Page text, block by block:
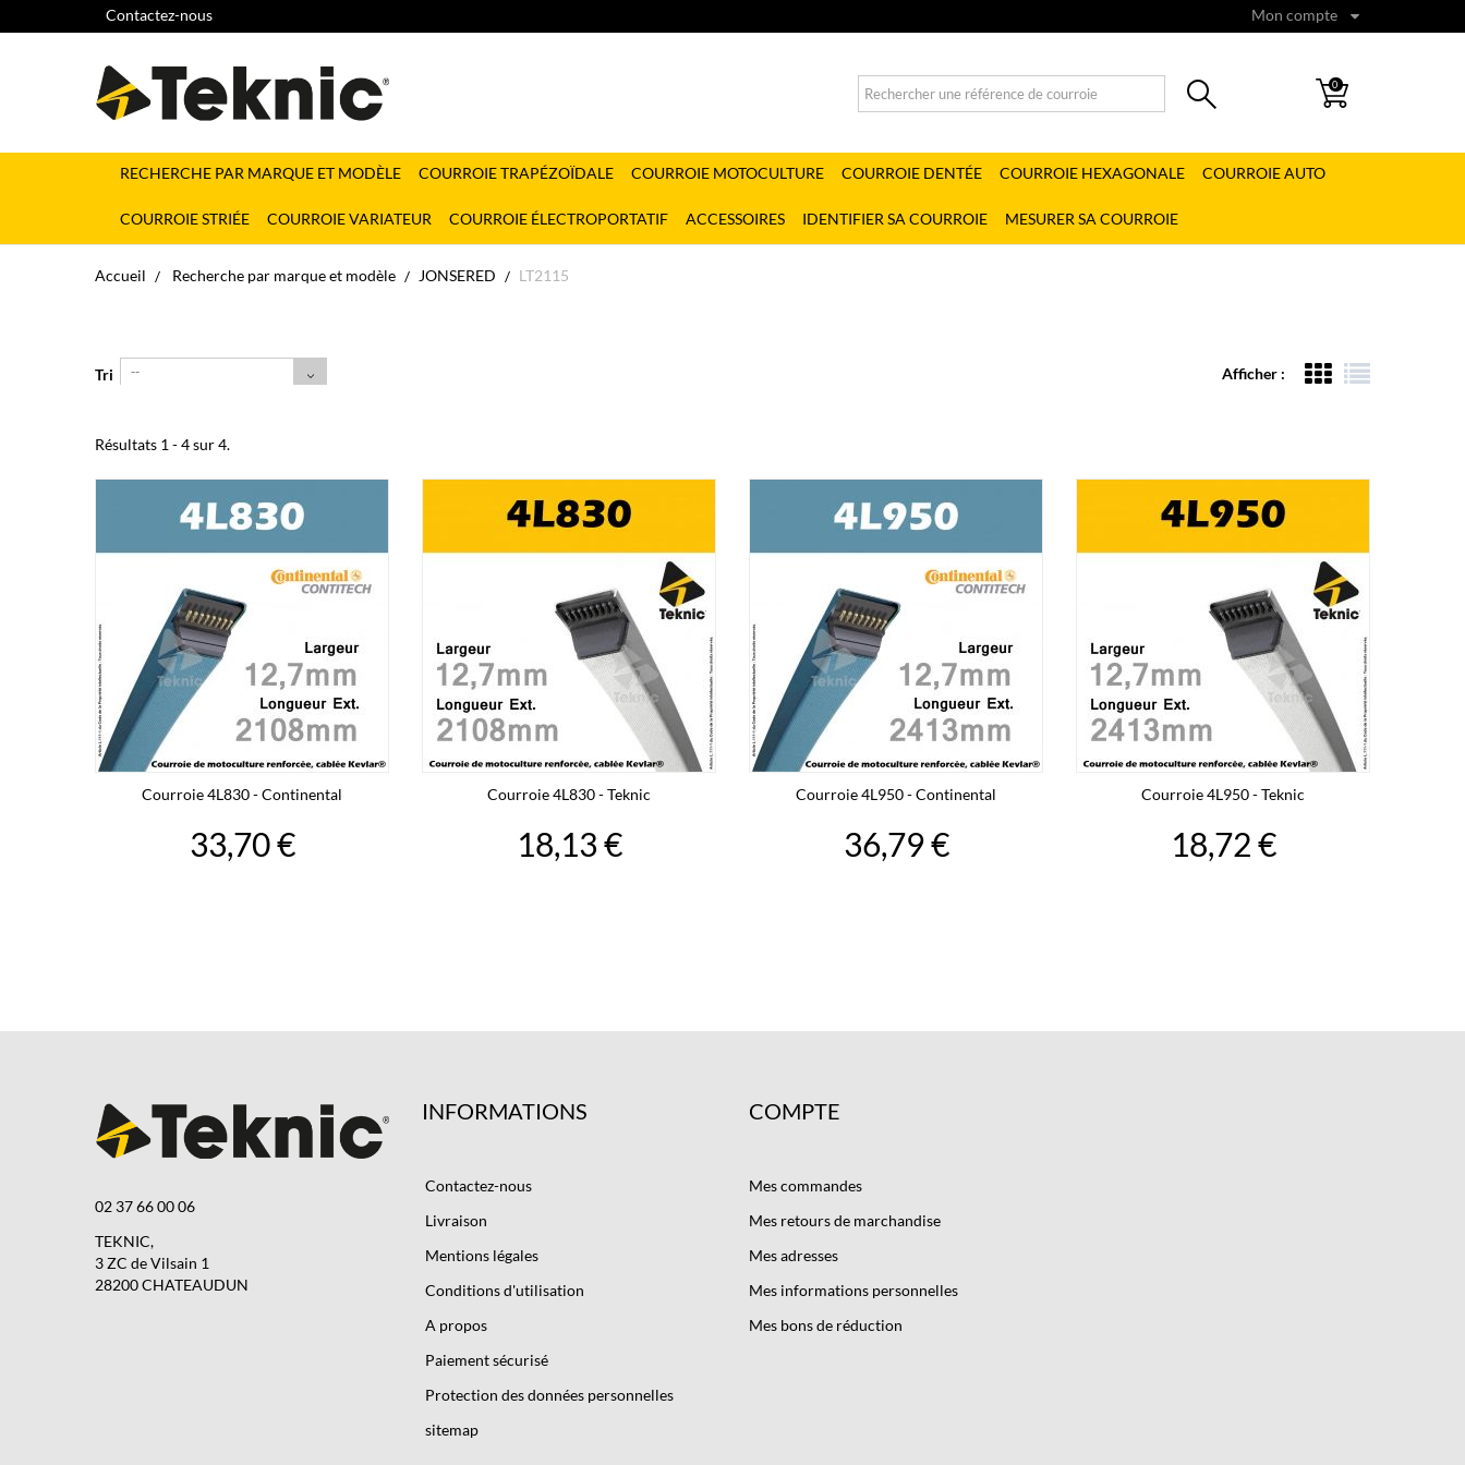
Mon compte
Contactez-nous
0
RECHERCHE PAR MARQUE ET MODÈLE COURROIE TRAPÉZOÏDALE COURROIE MOTOCULTURE COURROIE DENTÉE COURROIE HEXAGONALE COURROIE AUTO
COURROIE STRIÉE COURROIE VARIATEUR COURROIE ÉLECTROPORTATIF ACCESSOIRES IDENTIFIER SA COURROIE MESURER SA COURROIE
Accueil Recherche par marque et modèle JONSERED LT2115
Afficher :
Tri --
Résultats 1 - 4 sur 4.
Courroie 4L830 - Continental
33,70 €
Courroie 4L830 - Teknic
18,13 €
Courroie 4L950 - Continental
36,79 €
Courroie 4L950 - Teknic
18,72 €
02 37 66 00 06
TEKNIC,
3 ZC de Vilsain 1
28200 CHATEAUDUN
INFORMATIONS
Contactez-nous
Livraison
Mentions légales
Conditions d'utilisation
A propos
Paiement sécurisé
Protection des données personnelles
sitemap
COMPTE
Mes commandes
Mes retours de marchandise
Mes adresses
Mes informations personnelles
Mes bons de réduction